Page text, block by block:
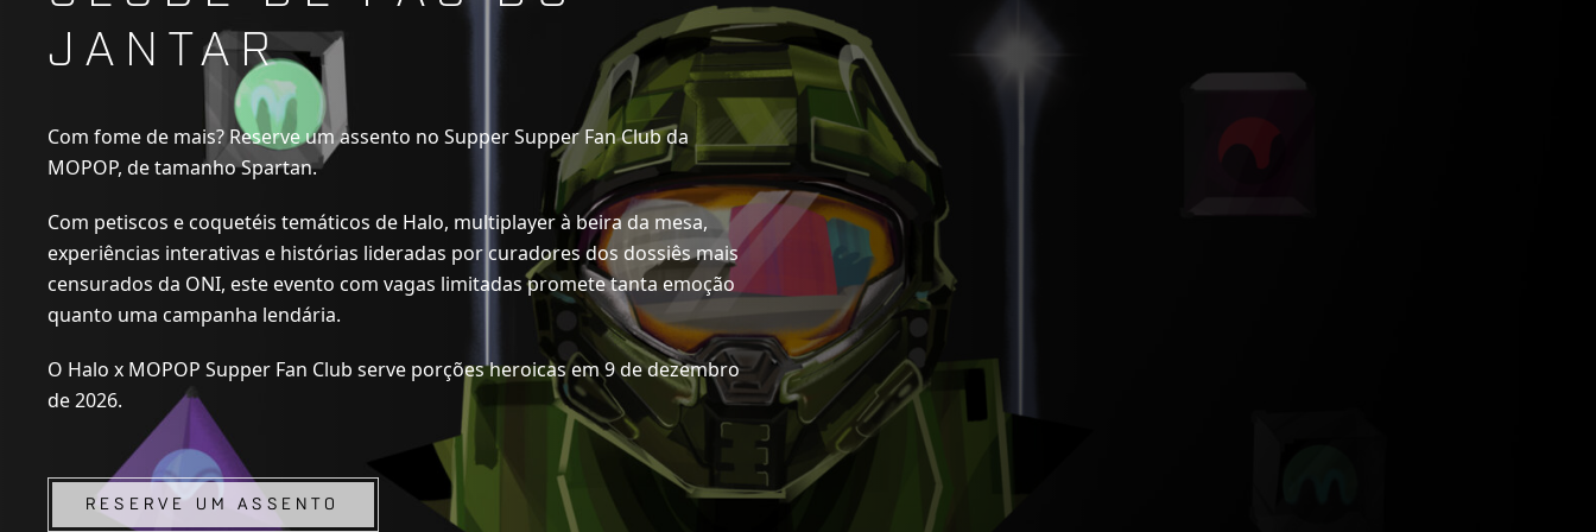
JANTAR
Com fome de mais? Reserve um assento no Supper Supper Fan Club da
MOPOP, de tamanho Spartan.
Com petiscos e coquetéis temáticos de Halo, multiplayer à beira da mesa,
experiências interativas e histórias lideradas por curadores dos dossiês mais
censurados da ONI, este evento com vagas limitadas promete tanta emoção
quanto uma campanha lendária.
O Halo x MOPOP Supper Fan Club serve porções heroicas em 9 de dezembro
de 2026.
RESERVE UM ASSENTO